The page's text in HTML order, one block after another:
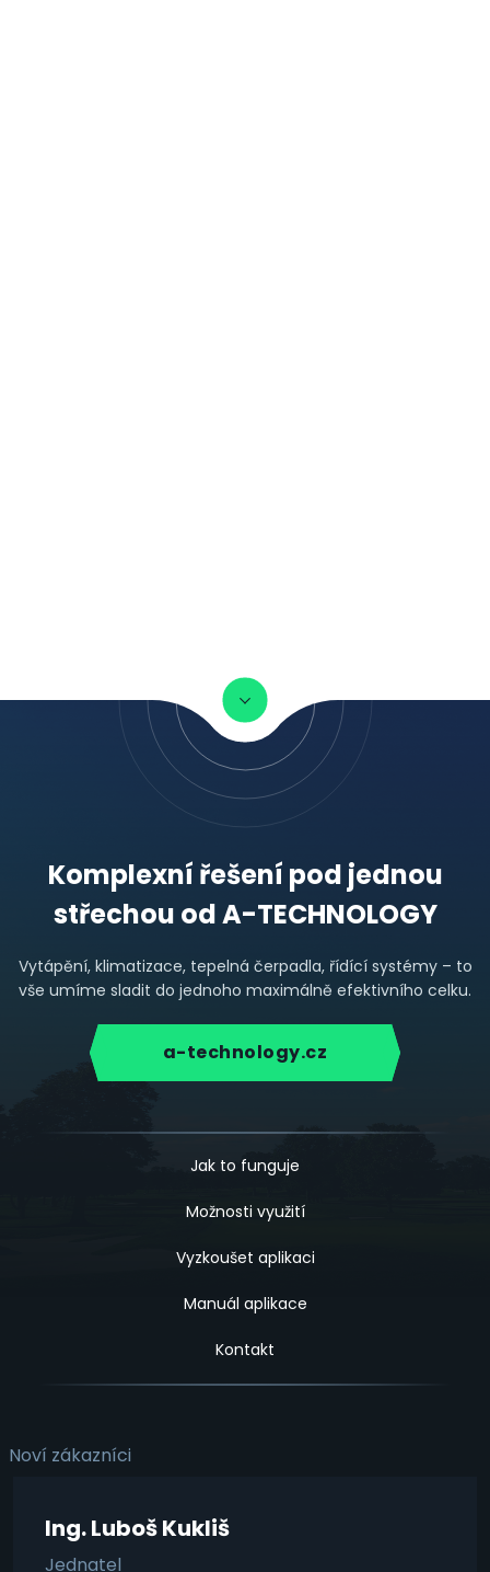
Komplexní řešení pod jednou
střechou od A-TECHNOLOGY
Vytápění, klimatizace, tepelná čerpadla, řídící systémy – to
vše umíme sladit do jednoho maximálně efektivního celku.
a-technology.cz
Jak to funguje
Možnosti využití
Vyzkoušet aplikaci
Manuál aplikace
Kontakt
Noví zákazníci
Ing. Luboš Kukliš
Jednatel